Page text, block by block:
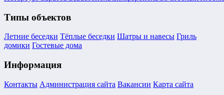
Типы объектов
Летние беседки Тёплые беседки Шатры и навесы Гриль
домики Гостевые дома
Информация
Контакты Администрация сайта Вакансии Карта сайта